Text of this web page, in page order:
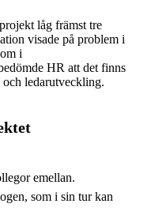
låg främst tre
visade på problem i
i
HR att det finns
och ledarutveckling.
emellan.
som i sin tur kan